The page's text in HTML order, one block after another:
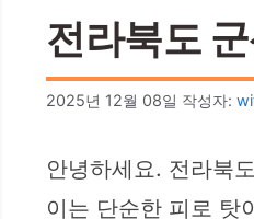
전라북도
2025년 12월 08일 작성자:
안녕하세요. 전라북
이는 단순한 피로 탓